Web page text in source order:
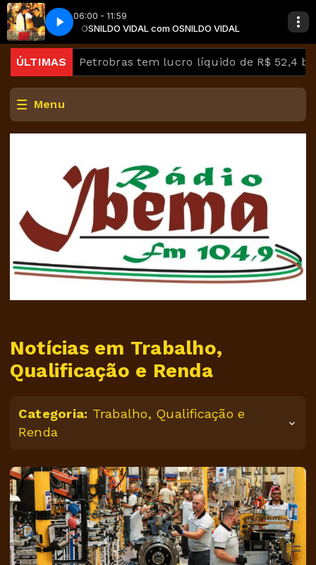
06:00 - 11:59
OSNILDO VIDAL com OSNILDO VIDAL
Chitãozinho & Xororó - Frio Da Solidão
ÚLTIMAS
Petrobras tem lucro líquido de R$ 52,4 bi no
Menu
Notícias em Trabalho,
Qualificação e Renda
Categoria: Trabalho, Qualificação e
Renda